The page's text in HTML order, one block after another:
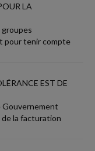
LA
groupes
pour tenir compte
EST DE
Gouvernement
la facturation